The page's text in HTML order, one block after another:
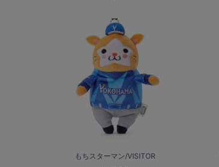
もちスターマン/VISITOR